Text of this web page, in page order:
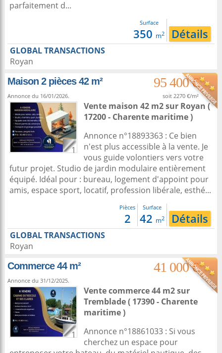
parfaitement d...
Surface
350 m2 Détails
GLOBAL TRANSACTIONS
Royan
Maison 2 pièces 42 m²
95 400 €
Annonce du 16/01/2026. soit 2270 €/m²
1
Vente maison 42 m2sur Royan (
17200 - Charente maritime )
Annonce n°18893363 : Ce bien
n'est plus accessible à la vente. Je
vous guide volontiers vers votre
futur projet. Studio de jardin modulaire entièrement
équipé. Idéal pour : bureau, logement d'appoint pour
amis, espace sport, locatif, profession libérale, esthé...
Pièces
2
Surface
42 m2 Détails
GLOBAL TRANSACTIONS
Royan
Commerce 44 m²
41 000 €
Annonce du 31/12/2025.
1
Vente commerce 44 m2sur
Tremblade( 17390 - Charente
maritime )
Annonce n°18861033 : Si vous
cherchez un espace pour